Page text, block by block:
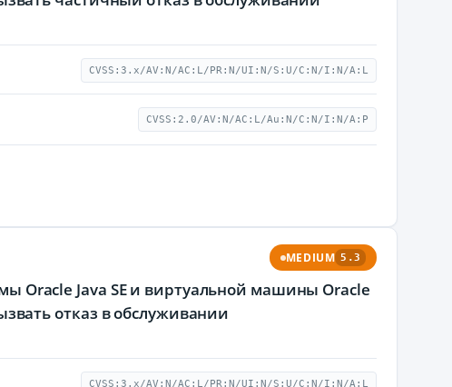
CVSS:3.x/AV:N/AC:L/PR:N/UI:N/S:U/C:N/I:N/A:L
CVSS:2.0/AV:N/AC:L/Au:N/C:N/I:N/A:P
MEDIUM 5.3
Oracle Java SE и виртуальной машины Oracle
отказ в обслуживании
CVSS:3.x/AV:N/AC:L/PR:N/UI:N/S:U/C:N/I:N/A:L